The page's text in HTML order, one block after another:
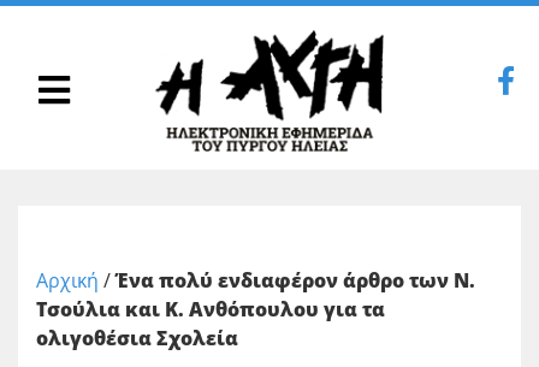
Αρχική /Ένα πολύ ενδιαφέρον άρθρο των Ν.
Τσούλια και Κ. Ανθόπουλου για τα
ολιγοθέσια Σχολεία